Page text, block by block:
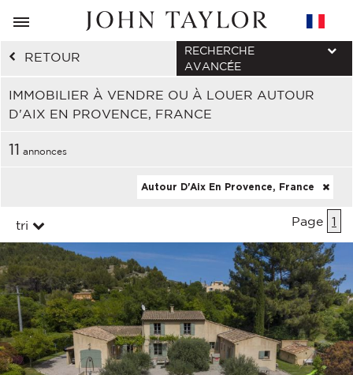
RETOUR
IMMOBILIER À VENDRE OU À LOUER AUTOUR
D'AIX EN PROVENCE, FRANCE
RECHERCHE
AVANCÉE
11 annonces
Autour D'Aix En Provence, France
tri Page 1